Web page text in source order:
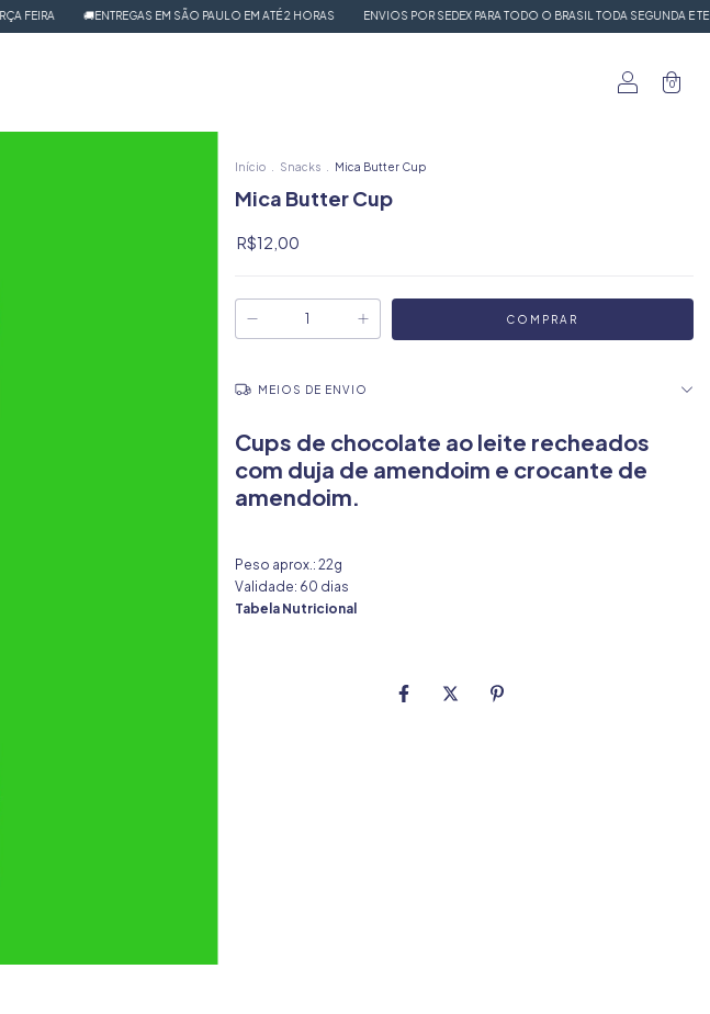
🚚ENTREGAS EM SÃO PAULO EM ATÉ 2 HORAS ENVIOS POR SEDEX PARA TODO O BRASIL TODA SEGUNDA E TERÇA FEIRA
0
Início Snacks Mica Butter Cup
Mica Butter Cup
R$12,00
MEIOS DE ENVIO
Cups de chocolate ao leite recheados
com duja de amendoim e crocante de
amendoim.
Peso aprox.: 22g
Validade: 60 dias
Tabela Nutricional